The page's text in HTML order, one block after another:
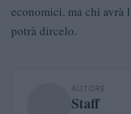
economici, ma chi avrà
potrà dircelo.
AUTORE
Staff